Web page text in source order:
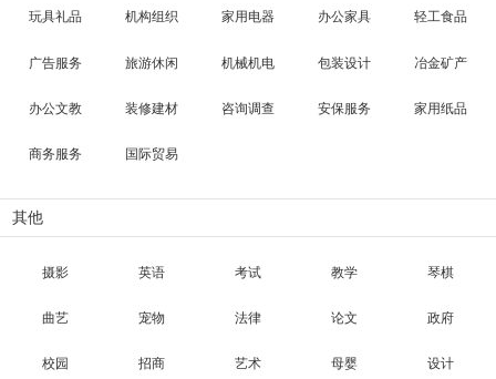
玩具礼品 机构组织 家用电器 办公家具 轻工食品
广告服务 旅游休闲 机械机电 包装设计 冶金矿产
办公文教 装修建材 咨询调查 安保服务 家用纸品
商务服务 国际贸易
其他
摄影 英语 考试 教学 琴棋
曲艺 宠物 法律 论文 政府
校园 招商 艺术 母婴 设计